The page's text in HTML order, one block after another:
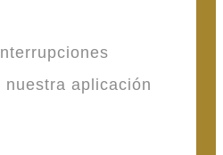
nuestra aplicación